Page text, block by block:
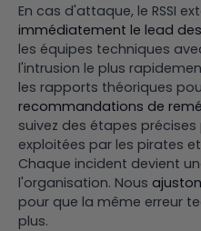
En cas d'attaque, le RSSI
immédiatement le lead
les équipes techniques
l'intrusion le plus
les rapports théoriques
recommandations de
suivez des étapes
exploitées par les pirates
Chaque incident devient
l'organisation. Nous
pour que la même erreur
plus.